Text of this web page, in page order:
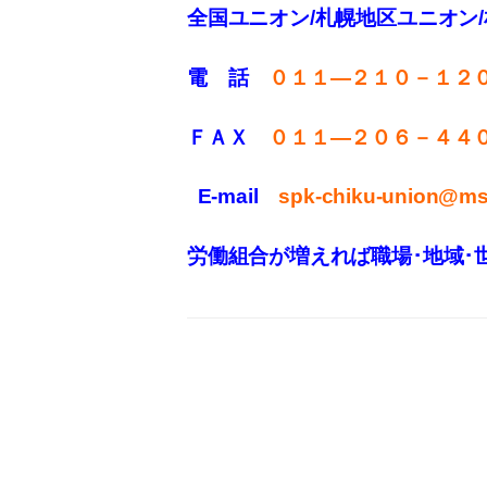
全国ユニオン/札幌地区ユニオ
電 話 ０１１—２１０－１２
ＦＡＸ ０１１—２０６－４４
E-mailspk-chiku-
労働組合が増えれば職場･地域･